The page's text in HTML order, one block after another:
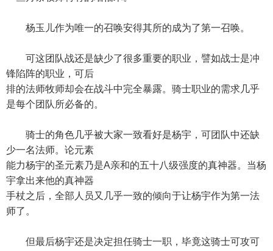
杨玉儿作为唯一的召唤安得其所的成为了第一召唤。
可这团队战还是缺少了很多重要的职业，譬如战士是冲
锋陷阵的职业，可后
排的法师牧师却会在战斗中完全暴露。骑士职业的需求几乎
是每个团队所必备的。
骑士的角色几乎被大家一致看好是杨宇，可团队中还缺
少一名法师。论元素
能力杨宇的圣元素乃是A亲和的五十八级强度的真神器。当杨
宇拿出来他的真神器
手杖之后，全部人员又几乎一致的倾向于让杨宇作为第一法
师了。
但最后杨宇还是决定担任骑士一职，毕竟这骑士可攻可